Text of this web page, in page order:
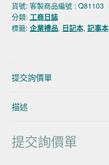
貨號: 客製商品編號 : Q81103
分類: 工商日誌
標籤: 企業禮品, 日記本, 記事本
提交詢價單
描述
提交詢價單